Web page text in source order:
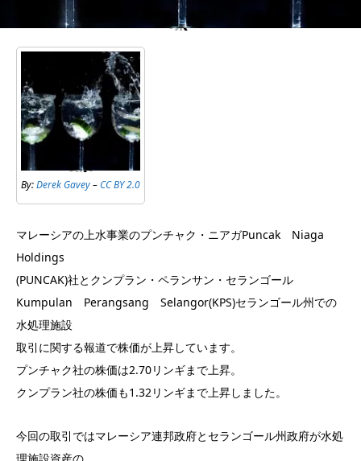
By:Derek Gavey–CC BY 2.0
マレーシアの上水事業のプンチャク・ニアガPuncak Niaga
Holdings
(PUNCAK)社とクンプラン・ペランサン・セランゴール
Kumpulan Perangsang Selangor(KPS)セランゴール州での
水処理施設
取引に関する報道で株価が上昇しています。
プンチャク社の株価は2.70リンギまで上昇。
クンプラン社の株価も1.32リンギまで上昇しました。
今回の取引ではマレーシア連邦政府とセランゴール州政府が水処